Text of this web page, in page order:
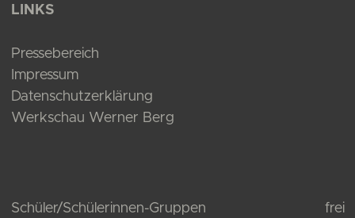
LINKS
Pressebereich
Impressum
Datenschutzerklärung
Werkschau Werner Berg
Schüler/Schülerinnen-Gruppen frei